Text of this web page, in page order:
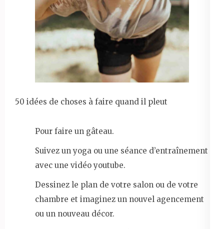
50 idées de choses à faire quand il pleut
Pour faire un gâteau.
Suivez un yoga ou une séance d’entraînement
avec une vidéo youtube.
Dessinez le plan de votre salon ou de votre
chambre et imaginez un nouvel agencement
ou un nouveau décor.